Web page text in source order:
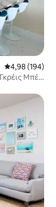
Μέση
4,98 (194)
Μπέι